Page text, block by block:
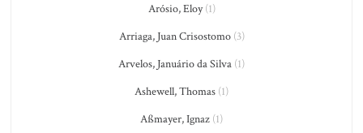
Arósio, Eloy(1)
Arriaga, Juan Crisostomo(3)
Arvelos, Januário da Silva (1)
Ashewell, Thomas (1)
Aßmayer, Ignaz (1)